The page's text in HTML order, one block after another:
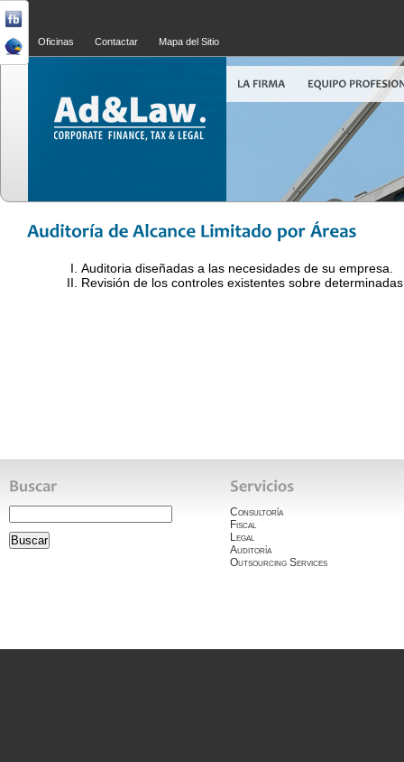
Oficinas Contactar Mapa del Sitio
Auditoria diseñadas a las necesidades de su empresa.
Revisión de los controles existentes sobre
Consultoría
Fiscal
Legal
Auditoría
Outsourcing Services